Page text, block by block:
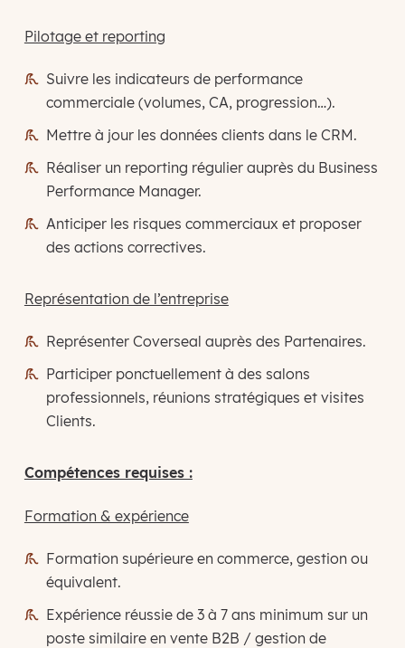
Pilotage et reporting
Suivre les indicateurs de performance
commerciale (volumes, CA, progression…).
Mettre à jour les données clients dans le CRM.
Réaliser un reporting régulier auprès du Business
Performance Manager.
Anticiper les risques commerciaux et proposer
des actions correctives.
Représentation de l’entreprise
Représenter Coverseal auprès des Partenaires.
Participer ponctuellement à des salons
professionnels, réunions stratégiques et visites
Clients.
Compétences requises :
Formation & expérience
Formation supérieure en commerce, gestion ou
équivalent.
Expérience réussie de 3 à 7 ans minimum sur un
poste similaire en vente B2B / gestion de